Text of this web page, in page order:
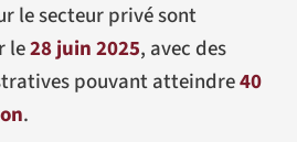
le secteur privé sont
le28 juin 2025, avec des
pouvant atteindre40
.